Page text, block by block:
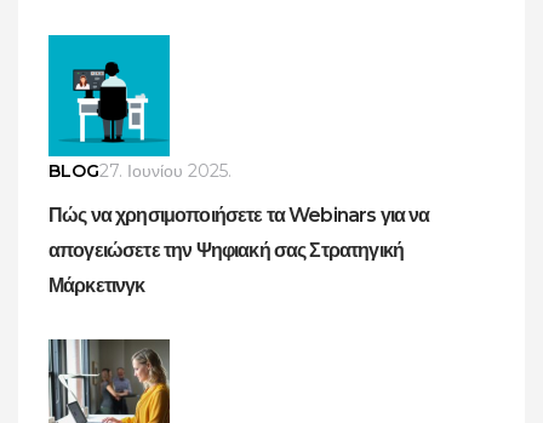
BLOG27. Ιουνίου 2025.
Πώς να χρησιμοποιήσετε τα Webinars για να
απογειώσετε την Ψηφιακή σας Στρατηγική
Μάρκετινγκ